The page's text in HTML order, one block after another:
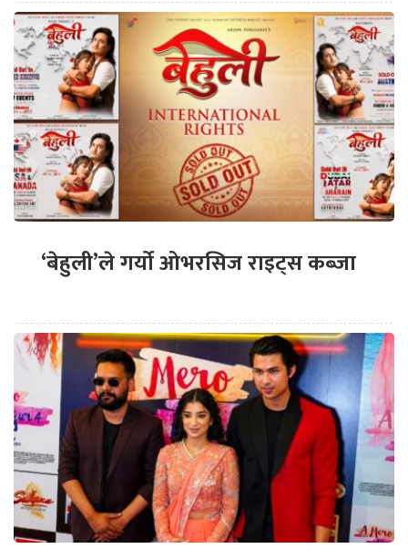
‘बेहुली’ले गर्यो ओभरसिज राइट्स कब्जा